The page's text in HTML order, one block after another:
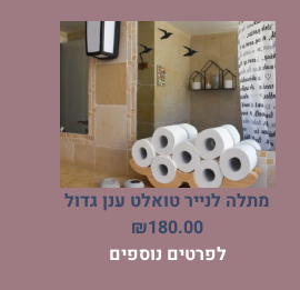
מתלה לנייר טואלט ענן גדול
₪180.00
לפרטים נוספים